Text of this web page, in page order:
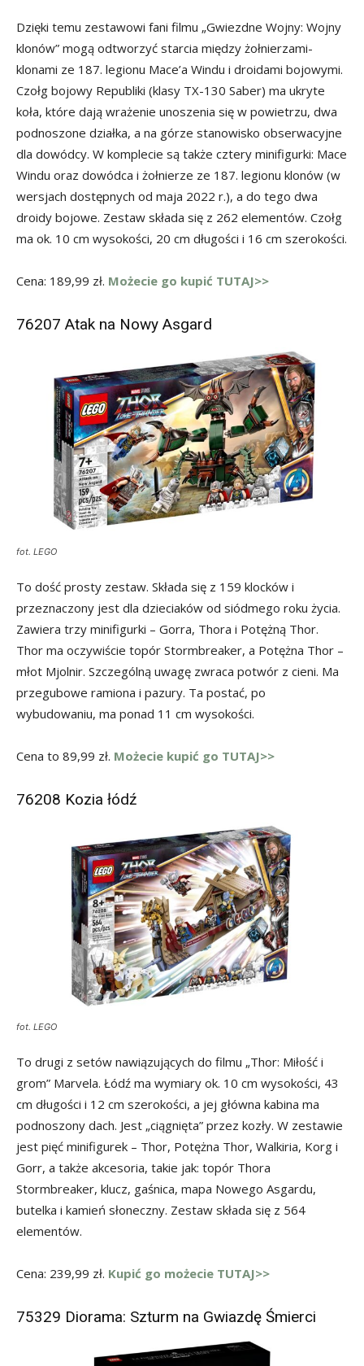
Dzięki temu zestawowi fani filmu „Gwiezdne Wojny: Wojny
klonów” mogą odtworzyć starcia między żołnierzami-
klonami ze 187. legionu Mace’a Windu i droidami bojowymi.
Czołg bojowy Republiki (klasy TX-130 Saber) ma ukryte
koła, które dają wrażenie unoszenia się w powietrzu, dwa
podnoszone działka, a na górze stanowisko obserwacyjne
dla dowódcy. W komplecie są także cztery minifigurki: Mace
Windu oraz dowódca i żołnierze ze 187. legionu klonów (w
wersjach dostępnych od maja 2022 r.), a do tego dwa
droidy bojowe. Zestaw składa się z 262 elementów. Czołg
ma ok. 10 cm wysokości, 20 cm długości i 16 cm szerokości.
Cena: 189,99 zł. Możecie go kupić TUTAJ>>
76207 Atak na Nowy Asgard
fot. LEGO
To dość prosty zestaw. Składa się z 159 klocków i
przeznaczony jest dla dzieciaków od siódmego roku życia.
Zawiera trzy minifigurki – Gorra, Thora i Potężną Thor.
Thor ma oczywiście topór Stormbreaker, a Potężna Thor –
młot Mjolnir. Szczególną uwagę zwraca potwór z cieni. Ma
przegubowe ramiona i pazury. Ta postać, po
wybudowaniu, ma ponad 11 cm wysokości.
Cena to 89,99 zł. Możecie kupić go TUTAJ>>
76208 Kozia łódź
fot. LEGO
To drugi z setów nawiązujących do filmu „Thor: Miłość i
grom” Marvela. Łódź ma wymiary ok. 10 cm wysokości, 43
cm długości i 12 cm szerokości, a jej główna kabina ma
podnoszony dach. Jest „ciągnięta” przez kozły. W zestawie
jest pięć minifigurek – Thor, Potężna Thor, Walkiria, Korg i
Gorr, a także akcesoria, takie jak: topór Thora
Stormbreaker, klucz, gaśnica, mapa Nowego Asgardu,
butelka i kamień słoneczny. Zestaw składa się z 564
elementów.
Cena: 239,99 zł. Kupić go możecie TUTAJ>>
75329 Diorama: Szturm na Gwiazdę Śmierci